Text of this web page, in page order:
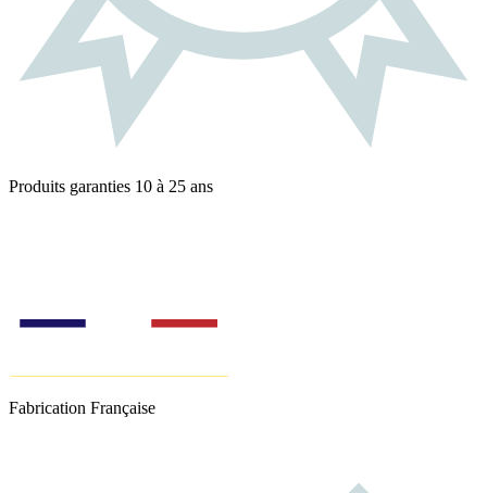
Produits garanties 10 à 25 ans
Fabrication Française